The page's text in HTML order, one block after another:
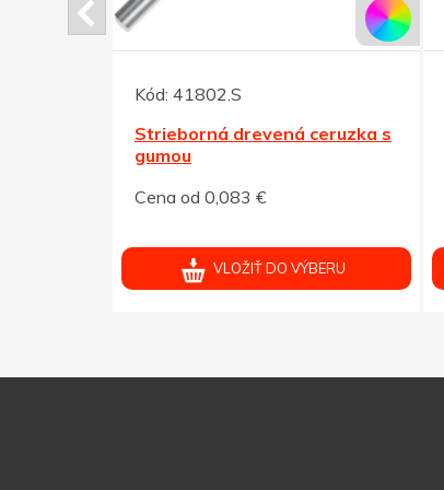
Kód: 41802.S
Strieborná drevená ceruzka s
gumou
Cena od 0,083 €
VLOŽIŤ DO VÝBERU